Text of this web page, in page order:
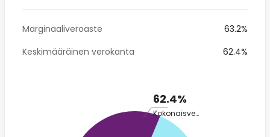
Marginaaliveroaste
63.2%
Keskimääräinen verokanta
62.4%
62.4%
Kokonaisvero